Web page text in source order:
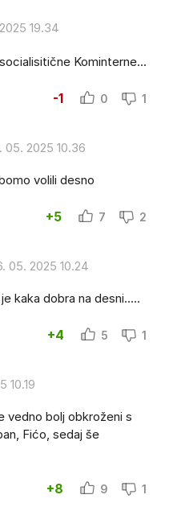
19.34
Kominterne...
-1 0 1
05. 2025 10.36
volili desno
+5 7 2
05. 2025 10.24
kaka dobra na desni.....
+4 5 1
10.19
vedno bolj obkroženi s
Fićo, sedaj še
+8 9 1